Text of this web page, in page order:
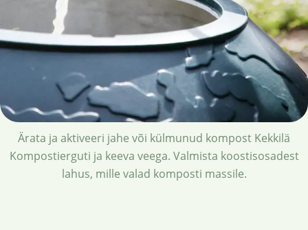
Ärata ja aktiveeri jahe või külmunud kompost Kekkilä
Kompostierguti ja keeva veega. Valmista koostisosadest
lahus, mille valad komposti massile.